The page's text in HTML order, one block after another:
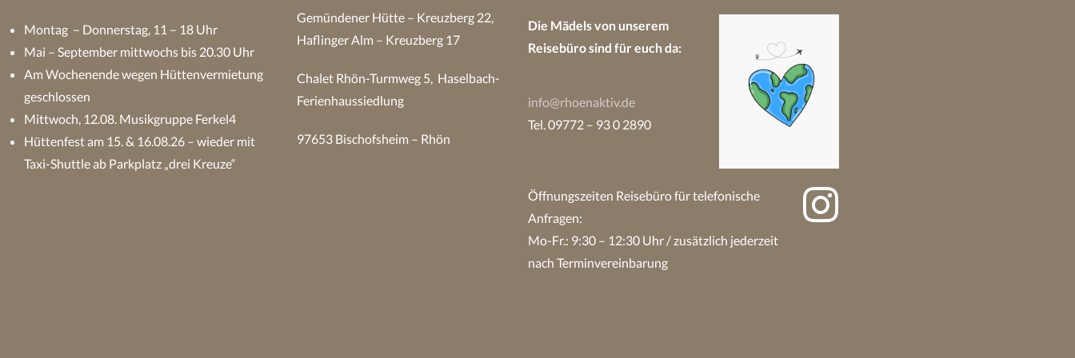
Montag – Donnerstag, 11 – 18 Uhr
Mai – September mittwochs bis 20.30 Uhr
Am Wochenende wegen Hüttenvermietung
geschlossen
Mittwoch, 12.08. Musikgruppe Ferkel4
Hüttenfest am 15. & 16.08.26 – wieder mit
Taxi-Shuttle ab Parkplatz „drei Kreuze“
Gemündener Hütte – Kreuzberg 22,
Haflinger Alm – Kreuzberg 17
Chalet Rhön-Turmweg 5, Haselbach-
Ferienhaussiedlung
97653 Bischofsheim – Rhön
Die Mädels von unserem
Reisebüro sindfür euch da:
info@rhoenaktiv.de
Tel. 09772 – 93 0 2890
Öffnungszeiten Reisebürofür telefonische
Anfragen:
Mo-Fr.: 9:30 – 12:30 Uhr / zusätzlich jederzeit
nach Terminvereinbarung